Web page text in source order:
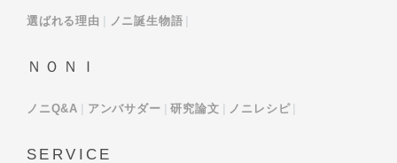
選ばれる理由 ノニ誕生物語
ＮＯＮＩ
ノニQ&A アンバサダー 研究論文 ノニレシピ
SERVICE